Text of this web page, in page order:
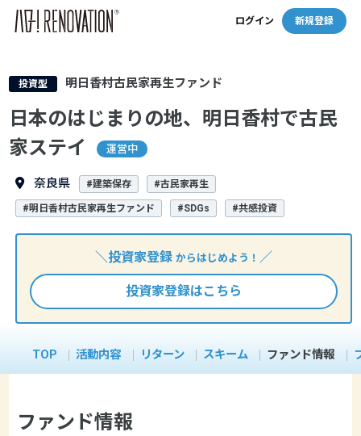
ログイン 新規登録
投資型 明日香村古民家再生ファンド
日本のはじまりの地、明日香村で古民
家ステイ
運営中
奈良県 #建築保存 #古民家再生
#明日香村古民家再生ファンド #SDGs #共感投資
＼投資家登録 からはじめよう！ ／
投資家登録はこちら
TOP 活動内容 リターン スキーム ファンド情報
ファンド情報